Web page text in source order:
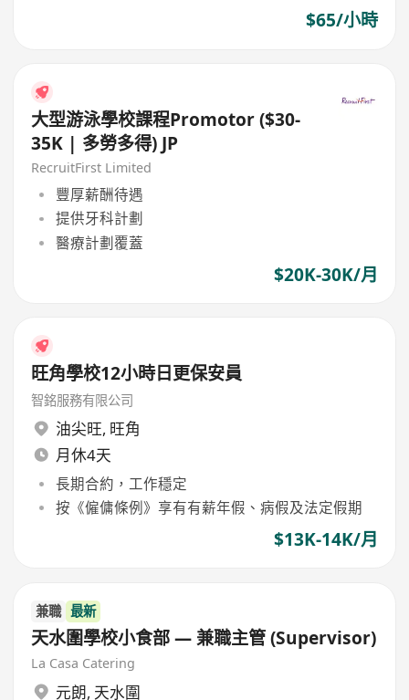
$65/小時
大型游泳學校課程Promotor ($30-
35K | 多勞多得) JP
RecruitFirst Limited
豐厚薪酬待遇
提供牙科計劃
醫療計劃覆蓋
$20K-30K/月
旺角學校12小時日更保安員
智銘服務有限公司
油尖旺, 旺角
月休4天
長期合約，工作穩定
按《僱傭條例》享有有薪年假、病假及法定假期
$13K-14K/月
兼職 最新
天水圍學校小食部 — 兼職主管 (Supervisor)
La Casa Catering
元朗, 天水圍